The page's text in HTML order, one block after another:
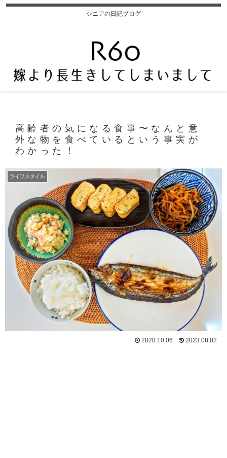
シニアの日記ブログ
高齢者の気になる食事〜なんと意
外な物を食べているという事実が
わかった！
ライフスタイル
2020.10.06 2023.08.02